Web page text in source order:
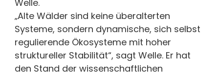
Welle.
„Alte Wälder sind keine überalterten
Systeme, sondern dynamische, sich selbst
regulierende Ökosysteme mit hoher
struktureller Stabilität“, sagt Welle. Er hat
den Stand der wissenschaftlichen